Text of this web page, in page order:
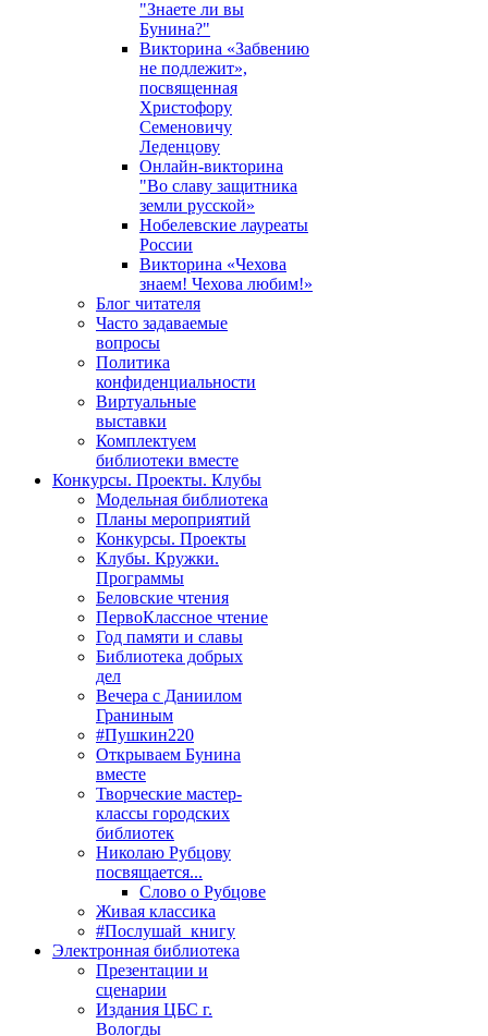
"Знаете ли вы
Бунина?"
Викторина «Забвению
не подлежит»,
посвященная
Христофору
Семеновичу
Леденцову
Онлайн-викторина
"Во славу защитника
земли русской»
Нобелевские лауреаты
России
Викторина «Чехова
знаем! Чехова любим!»
Блог читателя
Часто задаваемые
вопросы
Политика
конфиденциальности
Виртуальные
выставки
Комплектуем
библиотеки вместе
Конкурсы. Проекты. Клубы
Модельная библиотека
Планы мероприятий
Конкурсы. Проекты
Клубы. Кружки.
Программы
Беловские чтения
ПервоКлассное чтение
Год памяти и славы
Библиотека добрых
дел
Вечера с Даниилом
Граниным
#Пушкин220
Открываем Бунина
вместе
Творческие мастер-
классы городских
библиотек
Николаю Рубцову
посвящается...
Слово о Рубцове
Живая классика
#Послушай_книгу
Электронная библиотека
Презентации и
сценарии
Издания ЦБС г.
Вологды